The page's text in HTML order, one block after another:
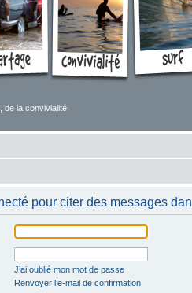
de la convivialité
pour citer des messages
J’ai oublié mon mot de passe
Renvoyer l’e-mail de confirmation